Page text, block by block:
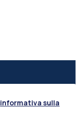
informativa sulla